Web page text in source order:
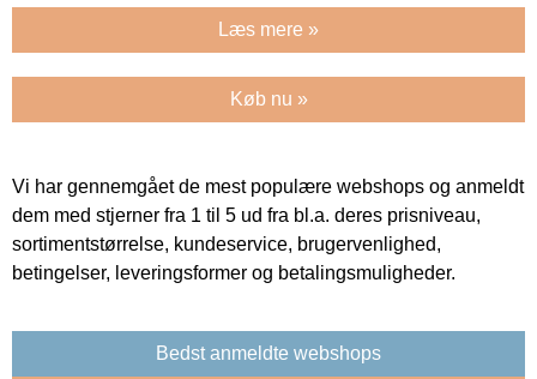
Læs mere »
Køb nu »
Vi har gennemgået de mest populære webshops og anmeldt
dem med stjerner fra 1 til 5 ud fra bl.a. deres prisniveau,
sortimentstørrelse, kundeservice, brugervenlighed,
betingelser, leveringsformer og betalingsmuligheder.
Bedst anmeldte webshops